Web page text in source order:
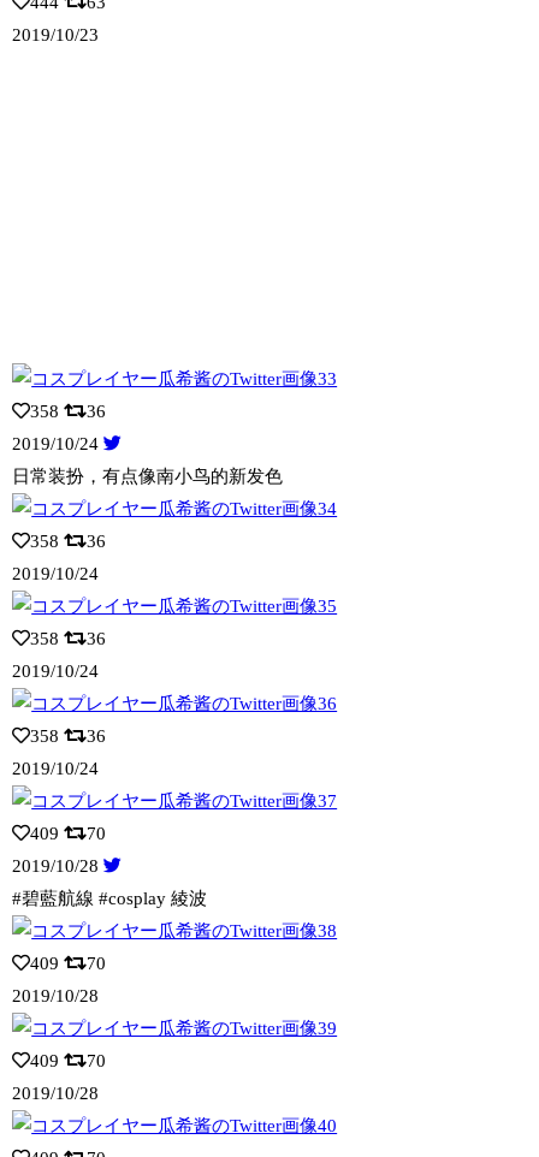
2019/10/23
358
36
2019/10/24
日常装扮，有点像南小鸟的新发色
358
36
2019/10/24
358
36
2019/10/24
358
36
2019/10/24
409
70
2019/10/28
#碧藍航線 #cosplay 綾波
409
70
2019/10/28
409
70
2019/10/28